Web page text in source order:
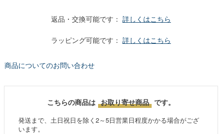
返品・交換可能です： 詳しくはこちら
ラッピング可能です： 詳しくはこちら
商品についてのお問い合わせ
こちらの商品は お取り寄せ商品 です。
発送まで、土日祝日を除く2～5日営業日程度かかる場合がござ
います。